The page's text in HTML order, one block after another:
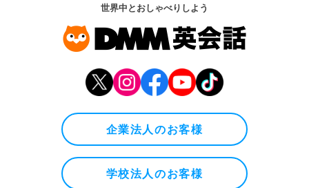
世界中とおしゃべりしよう
企業法人のお客様
学校法人のお客様